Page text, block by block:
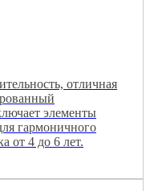
отличная
элементы
гармоничного
от 4 до 6 лет.